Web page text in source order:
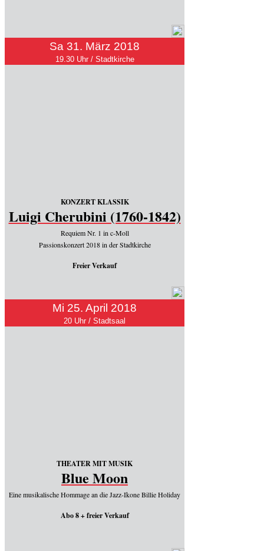
Sa 31. März 2018
19.30 Uhr / Stadtkirche
KONZERT KLASSIK
Luigi Cherubini (1760-1842)
Requiem Nr. 1 in c-Moll
Passionskonzert 2018 in der Stadtkirche
Freier Verkauf
Mi 25. April 2018
20 Uhr / Stadtsaal
THEATER MIT MUSIK
Blue Moon
Eine musikalische Hommage an die Jazz-Ikone Billie Holiday
Abo 8 + freier Verkauf